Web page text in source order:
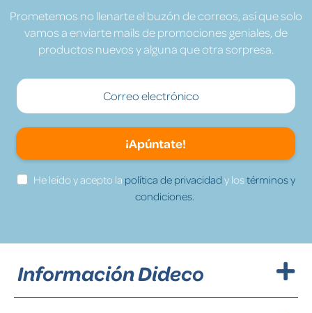
Prometemos no llenarte el buzón de correos, así que solo
vamos a enviarte mails de promociones geniales, de
productos nuevos y alguna que otra sorpresa.
¡Apúntate!
He leído y acepto la política de privacidad y lostérminos y
condiciones.
Información Dideco